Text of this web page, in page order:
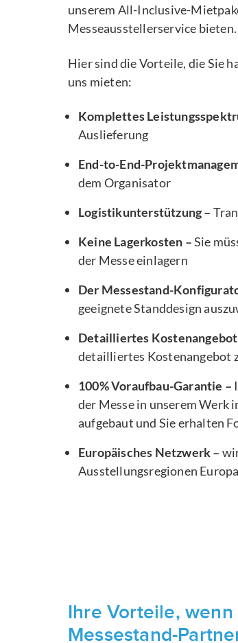
unserem All-Inclusive-
Messeausstellerservice bieten.
Hier sind die Vorteile, die Sie
uns mieten:
Komplettes
Auslieferung
End-to-End-
dem Organisator
Logistikunterstützung –
Keine Lagerkosten –Sie
der Messe einlagern
Der Messestand-
geeignete Standdesign
Detailliertes
detailliertes Kostenangebot
100% Voraufbau-Garantie –
der Messe in unserem Werk
aufgebaut und Sie erhalten
Europäisches Netzwerk –
Ausstellungsregionen
Ihre Vorteile,
Messestand-